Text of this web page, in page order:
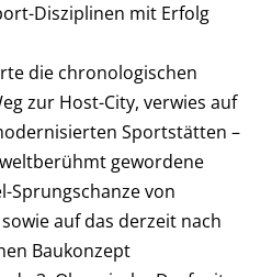
Disziplinen mit Erfolg
die chronologischen
zur Host-City, verwies auf
Sportstätten –
gewordene
Sprungschanze von
auf das derzeit nach
Baukonzept